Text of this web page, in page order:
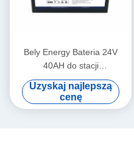
Bely Energy Bateria 24V
40AH do stacji
komunikacyjnej UPS Medical
Uzyskaj najlepszą
cenę